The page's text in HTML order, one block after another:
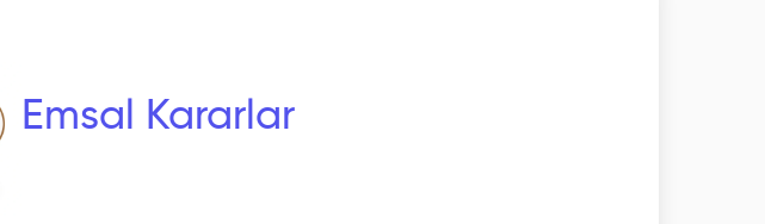
Emsal Kararlar